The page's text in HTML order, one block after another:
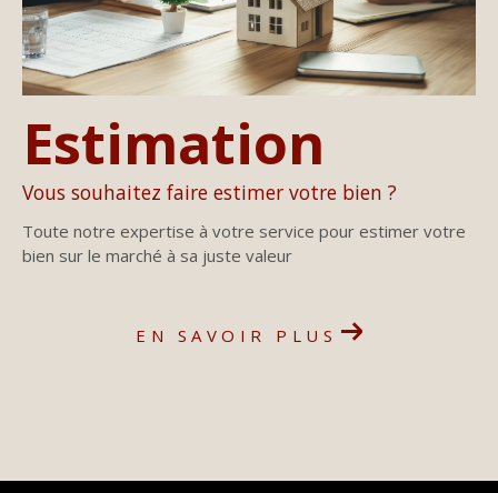
Estimation
Vous souhaitez faire estimer votre bien ?
Toute notre expertise à votre service pour estimer votre
bien sur le marché à sa juste valeur
EN SAVOIR PLUS